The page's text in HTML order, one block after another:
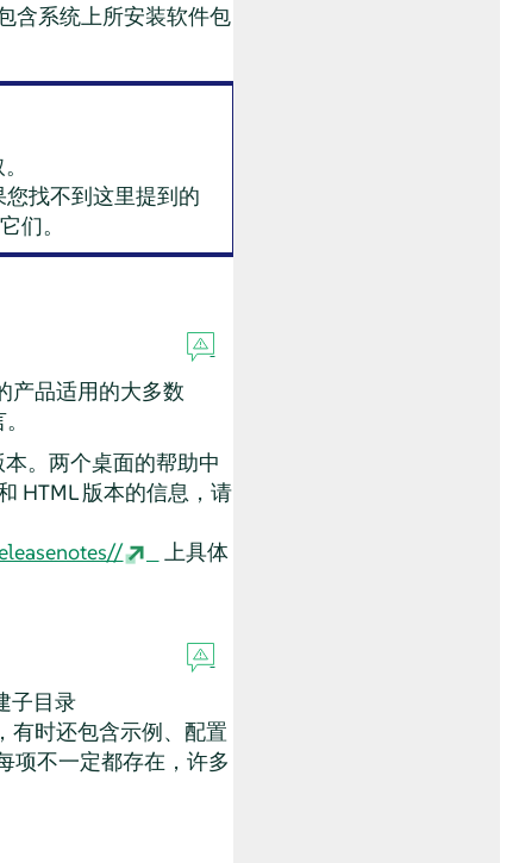
含系统上所安装软件包
找不到这里提到的
们。
产品适用的大多数
。两个桌面的帮助中
HTML 版本的信息，请
上具体
子目录
有时还包含示例、配置
项不一定都存在，许多